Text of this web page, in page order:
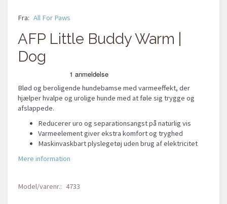
Fra: All For Paws
AFP Little Buddy Warm |
Dog
Blød og beroligende hundebamse med varmeeffekt, der
hjælper hvalpe og urolige hunde med at føle sig trygge og
afslappede.
Reducerer uro og separationsangst på naturlig vis
Varmeelement giver ekstra komfort og tryghed
Maskinvaskbart plyslegetøj uden brug af elektricitet
Mere information
Model/varenr.: 4733